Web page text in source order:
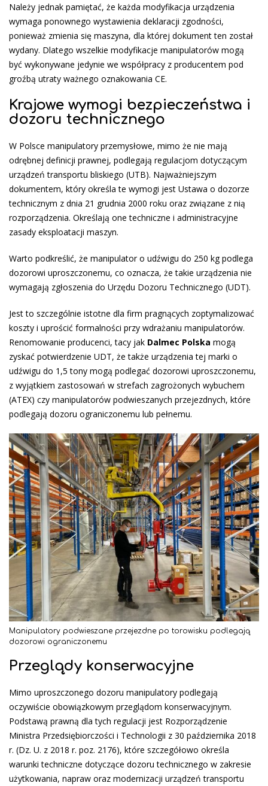
Należy jednak pamiętać, że każda modyfikacja urządzenia
wymaga ponownego wystawienia deklaracji zgodności,
ponieważ zmienia się maszyna, dla której dokument ten został
wydany. Dlatego wszelkie modyfikacje manipulatorów mogą
być wykonywane jedynie we współpracy z producentem pod
groźbą utraty ważnego oznakowania CE.
Krajowe wymogi bezpieczeństwa i
dozoru technicznego
W Polsce manipulatory przemysłowe, mimo że nie mają
odrębnej definicji prawnej, podlegają regulacjom dotyczącym
urządzeń transportu bliskiego (UTB). Najważniejszym
dokumentem, który określa te wymogi jest Ustawa o dozorze
technicznym z dnia 21 grudnia 2000 roku oraz związane z nią
rozporządzenia. Określają one techniczne i administracyjne
zasady eksploatacji maszyn.
Warto podkreślić, że manipulator o udźwigu do 250 kg podlega
dozorowi uproszczonemu, co oznacza, że takie urządzenia nie
wymagają zgłoszenia do Urzędu Dozoru Technicznego (UDT).
Jest to szczególnie istotne dla firm pragnących zoptymalizować
koszty i uprościć formalności przy wdrażaniu manipulatorów.
Renomowanie producenci, tacy jak Dalmec Polska mogą
zyskać potwierdzenie UDT, że także urządzenia tej marki o
udźwigu do 1,5 tony mogą podlegać dozorowi uproszczonemu,
z wyjątkiem zastosowań w strefach zagrożonych wybuchem
(ATEX) czy manipulatorów podwieszanych przejezdnych, które
podlegają dozoru ograniczonemu lub pełnemu.
Manipulatory podwieszane przejezdne po torowisku podlegają
dozorowi ograniczonemu
Przeglądy konserwacyjne
Mimo uproszczonego dozoru manipulatory podlegają
oczywiście obowiązkowym przeglądom konserwacyjnym.
Podstawą prawną dla tych regulacji jest Rozporządzenie
Ministra Przedsiębiorczości i Technologii z 30 października 2018
r. (Dz. U. z 2018 r. poz. 2176), które szczegółowo określa
warunki techniczne dotyczące dozoru technicznego w zakresie
użytkowania, napraw oraz modernizacji urządzeń transportu